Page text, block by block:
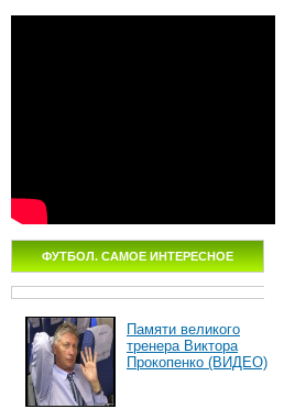
ФУТБОЛ. САМОЕ ИНТЕРЕСНОЕ
Памяти великого
тренера Виктора
Прокопенко (ВИДЕО)